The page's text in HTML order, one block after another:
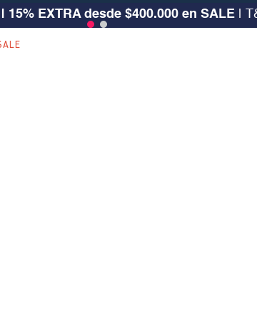
15% EXTRA desde $400.000 en SALE |